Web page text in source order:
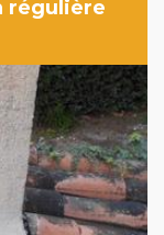
régulière